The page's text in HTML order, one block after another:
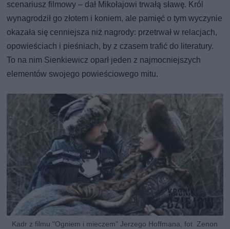
scenariusz filmowy – dał Mikołajowi trwałą sławę. Król
wynagrodził go złotem i koniem, ale pamięć o tym wyczynie
okazała się cenniejsza niż nagrody: przetrwał w relacjach,
opowieściach i pieśniach, by z czasem trafić do literatury.
To na nim Sienkiewicz oparł jeden z najmocniejszych
elementów swojego powieściowego mitu.
Kadr z filmu "Ogniem i mieczem" Jerzego Hoffmana, fot. Zenon